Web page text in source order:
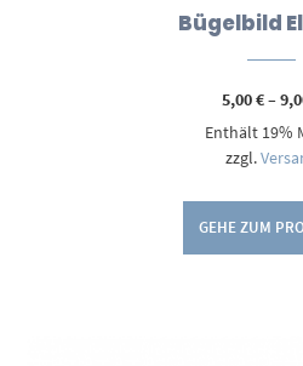
Bügelbild
5,00€–
Enthält 19%
zzgl.
GEHE ZUM